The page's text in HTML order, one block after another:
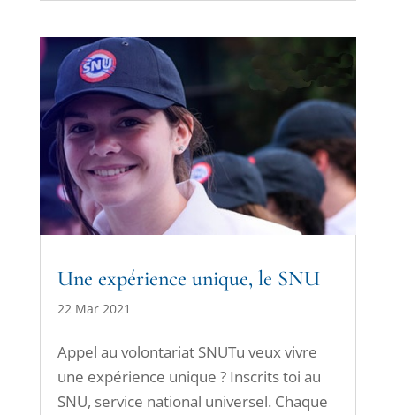
Une expérience unique, le SNU
22 Mar 2021
Appel au volontariat SNUTu veux vivre
une expérience unique ? Inscrits toi au
SNU, service national universel. Chaque